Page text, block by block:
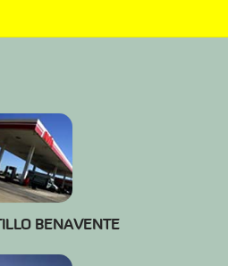
BENAVENTE